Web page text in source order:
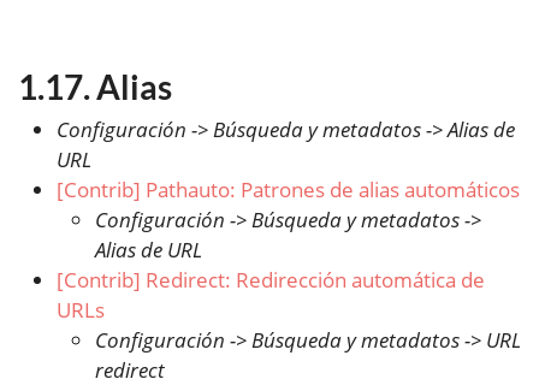
Alias
Configuración -> Búsqueda y metadatos -> Alias de
URL
[Contrib] Pathauto: Patrones de alias automáticos
Configuración -> Búsqueda y metadatos ->
Alias de URL
[Contrib] Redirect: Redirección automática de
URLs
Configuración -> Búsqueda y metadatos -> URL
redirect